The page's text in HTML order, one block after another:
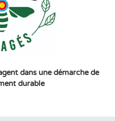
dans une démarche de
durable